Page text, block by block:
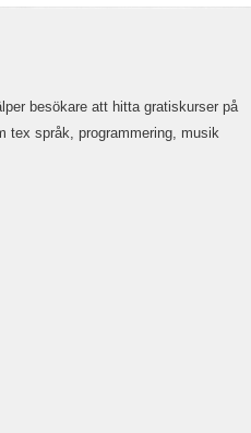
besökare att hitta gratiskurser på
tex språk, programmering, musik